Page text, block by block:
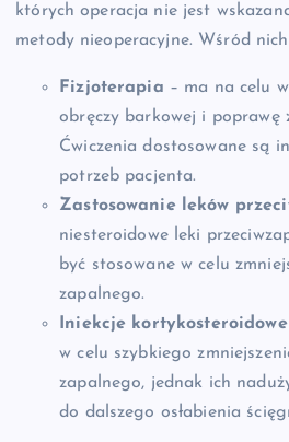
których operacja nie jest
metody nieoperacyjne. Wśród
Fizjoterapia – ma na celu
obręczy barkowej i poprawę
Ćwiczenia dostosowane są
potrzeb pacjenta.
Zastosowanie leków
niesteroidowe leki
być stosowane w celu
zapalnego.
Iniekcje kortykosteroidowe
w celu szybkiego
zapalnego, jednak ich
do dalszego osłabienia